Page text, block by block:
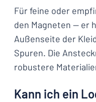
Für feine oder
den Magneten — er
Außenseite der
Spuren. Die
robustere
Kann ich ein